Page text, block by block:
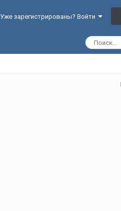
Уже зарегистрированы? Войти